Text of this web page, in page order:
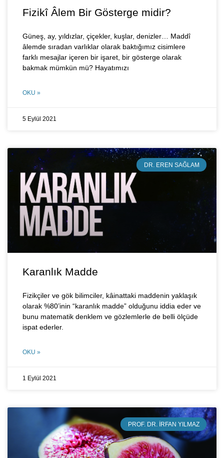
Fizikî Âlem Bir Gösterge midir?
Güneş, ay, yıldızlar, çiçekler, kuşlar, denizler… Maddî
âlemde sıradan varlıklar olarak baktığımız cisimlere
farklı mesajlar içeren bir işaret, bir gösterge olarak
bakmak mümkün mü? Hayatımızı
OKU »
5 Eylül 2021
DR. EREN SAĞLAM
Karanlık Madde
Fizikçiler ve gök bilimciler, kâinattaki maddenin yaklaşık
olarak %80’inin “karanlık madde” olduğunu iddia eder ve
bunu matematik denklem ve gözlemlerle de belli ölçüde
ispat ederler.
OKU »
1 Eylül 2021
PROF. DR. İRFAN YILMAZ